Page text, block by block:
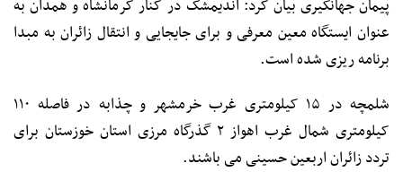
پیمان جهانگیری بیان کرد: اندیمشک در کنار کرمانشاه و همدان به
عنوان ایستگاه معین معرفی و برای جایجایی و انتقال زائران به مبدا
برنامه ریزی شده است.
شلمچه در ۱۵ کیلومتری غرب خرمشهر و چذابه در فاصله ۱۱۰
کیلومتری شمال غرب اهواز ۲ گذرگاه مرزی استان خوزستان برای
تردد زائران اربعین حسینی می باشند.